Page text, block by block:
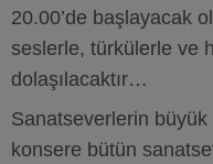
20.00’de başlayacak
seslerle, türkülerle ve
dolaşılacaktır…
Sanatseverlerin
konsere bütün